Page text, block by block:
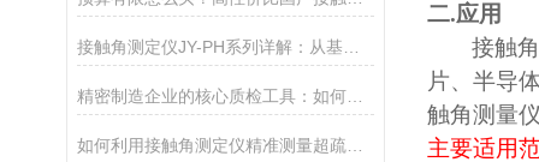
精密制造企业的核心质检工具：如何通过接触角控制产品质量
如何利用接触角测定仪精准测量超疏水材料（>150°）
二.应用
接触
片、半导
触角测量
主要适用